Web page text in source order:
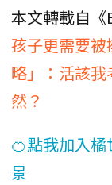
本文轉載自《
孩子更需要
略」：活該
然？
🍊點我加入
景